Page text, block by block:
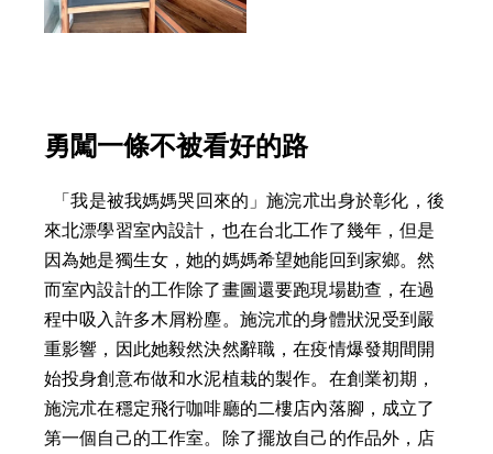
勇闖一條不被看好的路
來北漂學習室內設計，也在台北工作了幾年，但是
因為她是獨生女，她的媽媽希望她能回到家鄉。然
而室內設計的工作除了畫圖還要跑現場勘查，在過
程中吸入許多木屑粉塵。施浣朮的身體狀況受到嚴
重影響，因此她毅然決然辭職，在疫情爆發期間開
始投身創意布做和水泥植栽的製作。在創業初期，
施浣朮在穩定飛行咖啡廳的二樓店內落腳，成立了
第一個自己的工作室。除了擺放自己的作品外，店